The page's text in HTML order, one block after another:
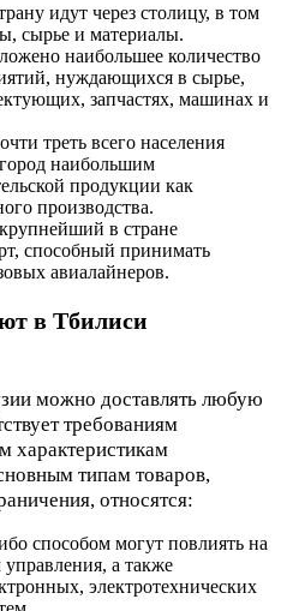
идут через столицу, в том
сырье и материалы.
наибольшее количество
нуждающихся в сырье,
запчастях, машинах и
треть всего населения
наибольшим
продукции как
производства.
в стране
способный принимать
авиалайнеров.
в Тбилиси
можно доставлять любую
требованиям
характеристикам
типам товаров,
относятся:
способом могут повлиять на
а также
электротехнических